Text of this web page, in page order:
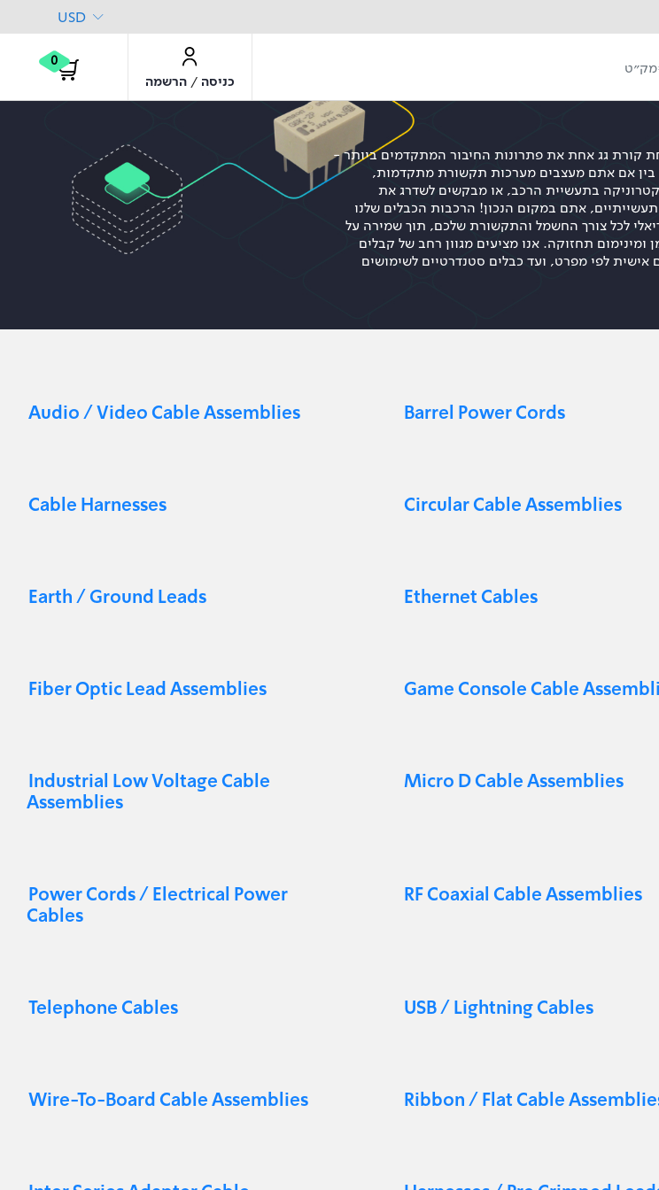
כניסה / הרשמה
0
USD
קורת גג אחת את פתרונות החיבור המתקדמים ביותר -
בין אם אתם מעצבים מערכות תקשורת מתקדמות,
בתעשיית הרכב, או מבקשים לשדרג את
אתם במקום הנכון! הרכבות הכבלים שלנו
לכל צורך החשמל והתקשורת שלכם, תוך שמירה על
ומינימום תחזוקה. אנו מציעים מגוון רחב של קבלים
לפי מפרט, ועד כבלים סטנדרטיים לשימושים
Audio / Video Cable Assemblies Barrel Power Cords
Cable Harnesses Circular Cable Assemblies
Earth / Ground Leads Ethernet Cables
Fiber Optic Lead Assemblies Game Console Cable
Industrial Low Voltage Cable
Assemblies
Micro D Cable Assemblies
Power Cords / Electrical Power
Cables
RF Coaxial Cable Assemblies
Telephone Cables USB / Lightning Cables
Wire-To-Board Cable Assemblies Ribbon / Flat Cable